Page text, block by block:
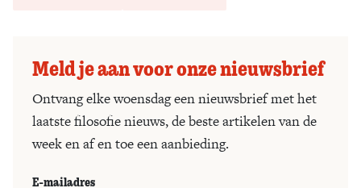
Meld je aan voor onze nieuwsbrief
Ontvang elke woensdag een nieuwsbrief met het
laatste filosofie nieuws, de beste artikelen van de
week en af en toe een aanbieding.
E-mailadres